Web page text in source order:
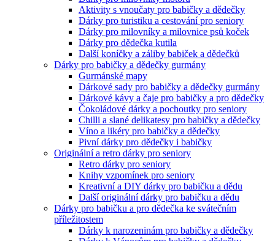
Aktivity s vnoučaty pro babičky a dědečky
Dárky pro turistiku a cestování pro seniory
Dárky pro milovníky a milovnice psů koček
Dárky pro dědečka kutila
Další koníčky a záliby babiček a dědečků
Dárky pro babičky a dědečky gurmány
Gurmánské mapy
Dárkové sady pro babičky a dědečky gurmány
Dárkové kávy a čaje pro babičky a pro dědečky
Čokoládové dárky a pochoutky pro seniory
Chilli a slané delikatesy pro babičky a dědečky
Víno a likéry pro babičky a dědečky
Pivní dárky pro dědečky i babičky
Originální a retro dárky pro seniory
Retro dárky pro seniory
Knihy vzpomínek pro seniory
Kreativní a DIY dárky pro babičku a dědu
Další originální dárky pro babičku a dědu
Dárky pro babičku a pro dědečka ke svátečním
příležitostem
Dárky k narozeninám pro babičky a dědečky